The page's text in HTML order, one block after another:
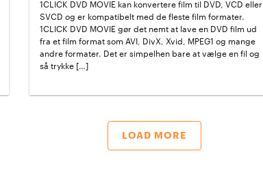
1CLICK DVD MOVIE kan konvertere film til DVD, VCD eller
SVCD og er kompatibelt med de fleste film formater.
1CLICK DVD MOVIE gør det nemt at lave en DVD film ud
fra et film format som AVI, DivX, Xvid, MPEG1 og mange
andre formater. Det er simpelhen bare at vælge en fil og
så trykke […]
LOAD MORE